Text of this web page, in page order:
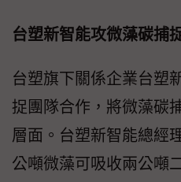
台塑新智能攻微藻碳捕
台塑旗下關係企業台塑
捉團隊合作，將微藻碳
層面。台塑新智能總經
公噸微藻可吸收兩公噸